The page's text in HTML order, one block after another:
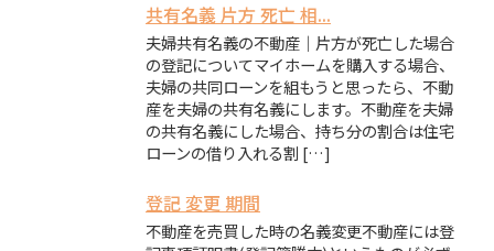
共有名義 片方 死亡 相...
夫婦共有名義の不動産｜片方が死亡した場合
の登記についてマイホームを購入する場合、
夫婦の共同ローンを組もうと思ったら、不動
産を夫婦の共有名義にします。不動産を夫婦
の共有名義にした場合、持ち分の割合は住宅
ローンの借り入れる割 […]
登記 変更 期間
不動産を売買した時の名義変更不動産には登